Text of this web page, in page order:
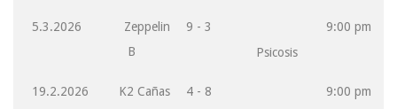
5.3.2026
Zeppelin
B
9 - 3
Psicosis
9:00 pm
19.2.2026 K2 Cañas
4 - 8
9:00 pm